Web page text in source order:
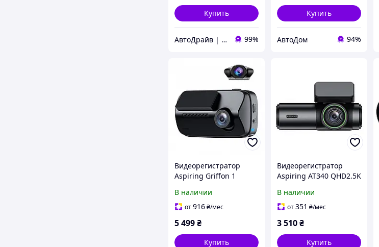
Купить
АвтоДрайв | Интернет-магазин звука и автоэлектроники 99%
Купить
АвтоДом 94%
Видеорегистратор
Aspiring Griffon 1
В наличии
от916₴/мес
5 499₴
Купить
Видеорегистратор
Aspiring AT340 QHD2.5K
QHD2.5K, WiFi)
В наличии
от351 ₴/мес
3 510₴
Купить